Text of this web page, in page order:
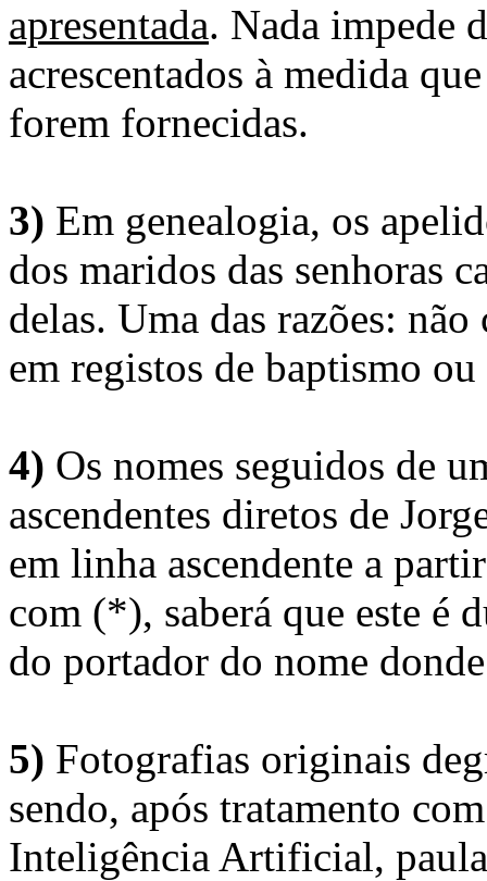
apresentada. Nada impede
acrescentados à medida
forem fornecidas.
3) Em genealogia, os
dos maridos das senhoras
delas. Uma das razões:
em registos de baptismo
4) Os nomes seguidos de
ascendentes diretos de
em linha ascendente a
com (*), saberá que este é
do portador do nome
5) Fotografias originais
sendo, após tratamento
Inteligência Artificial,